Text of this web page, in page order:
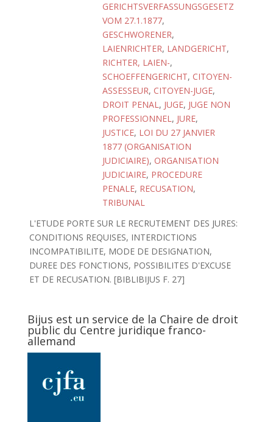
GERICHTSVERFASSUNGSGESETZ
VOM 27.1.1877,
GESCHWORENER,
LAIENRICHTER, LANDGERICHT,
RICHTER, LAIEN-,
SCHOEFFENGERICHT, CITOYEN-
ASSESSEUR, CITOYEN-JUGE,
DROIT PENAL, JUGE, JUGE NON
PROFESSIONNEL, JURE,
JUSTICE, LOI DU 27 JANVIER
1877 (ORGANISATION
JUDICIAIRE), ORGANISATION
JUDICIAIRE, PROCEDURE
PENALE, RECUSATION,
TRIBUNAL
L'ETUDE PORTE SUR LE RECRUTEMENT DES JURES:
CONDITIONS REQUISES, INTERDICTIONS
INCOMPATIBILITE, MODE DE DESIGNATION,
DUREE DES FONCTIONS, POSSIBILITES D'EXCUSE
ET DE RECUSATION. [BIBLIBIJUS F. 27]
Bijus est un service de la Chaire de droit
public du Centre juridique franco-
allemand